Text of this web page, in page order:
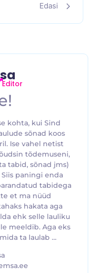
Edasi
kohta, kui Sind
sõnad koos
Ise vahel netist
tõdemuseni,
tabid, sõnad jms)
paningi enda
tabidega
et ma nüüd
hakata aga
ehk selle lauliku
meeldib. Aga eks
ta laulab …